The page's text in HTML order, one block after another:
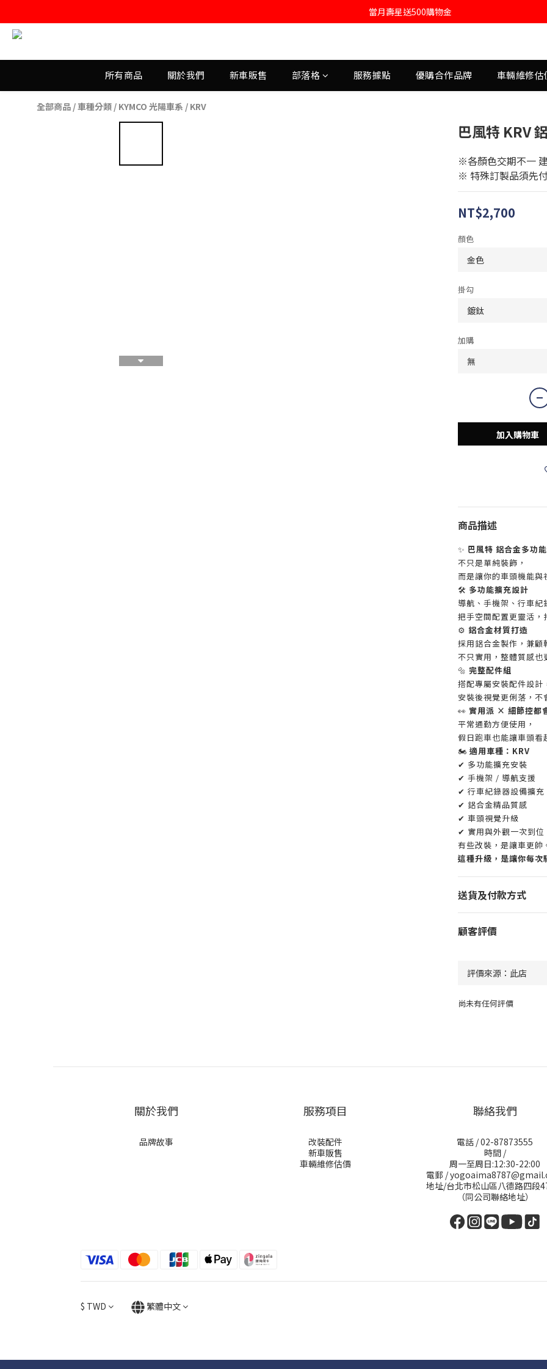
註冊會員即送購物金100
當月壽星送500購物金
所有商品 關於我們 新車販售 部落格 服務據點 優購合作品牌 車輛維修估
全部商品 /車種分類 / KYMCO 光陽車系 / KRV
巴風特 KRV
※各顏色交期不一
※ 特殊訂製品須先
NT$2,700
顏色
掛勾
加購
加入購物車
商品描述
✨ 巴風特 鋁合金多功
不只是單純裝飾，
而是讓你的車頭機能與
🛠️ 多功能擴充設計
導航、手機架、行車紀
把手空間配置更靈活，
⚙️ 鋁合金材質打造
採用鋁合金製作，兼顧
不只實用，整體質感也
🔩 完整配件組
搭配專屬安裝配件設計
安裝後視覺更俐落，不
👀 實用派 × 細節控都
平常通勤方便使用，
假日跑車也能讓車頭看
🏍️ 適用車種：KRV
✔ 多功能擴充安裝
✔ 手機架 / 導航支援
✔ 行車紀錄器設備擴充
✔ 鋁合金精品質感
✔ 車頭視覺升級
✔ 實用與外觀一次到位
有些改裝，是讓車更帥
這種升級，是讓你每次
送貨及付款方式
顧客評價
尚未有任何評價
關於我們
品牌故事
服務項目
改裝配件
新車販售
車輛維修估價
聯絡我們
電話 / 02-87873555
時間 /
周一至周日:12:30-22:00
電郵 /
地址/台北市松山區八德路四段
（同公司聯絡地址）
$ TWD 繁體中文